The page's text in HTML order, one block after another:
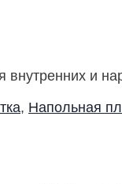
внутренних и
, Напольная